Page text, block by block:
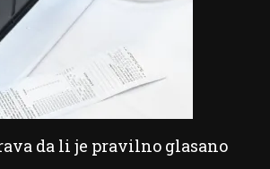
da li je pravilno glasano